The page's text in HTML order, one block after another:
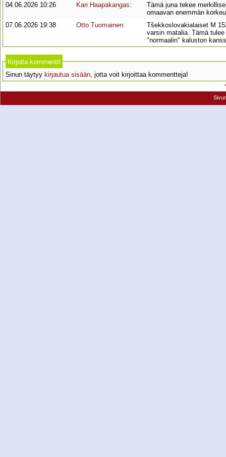
04.06.2026 10:26 Kari Haapakangas:
Tämä juna tekee
omaavan enemmän
07.06.2026 19:38
Otto Tuomainen:
Tšekkoslovakialaiset M
varsin matalia. Tämä
"normaalin" kaluston
Kirjoita kommentti
Sinun täytyy kirjautua sisään, jotta voit kirjoittaa kommentteja!